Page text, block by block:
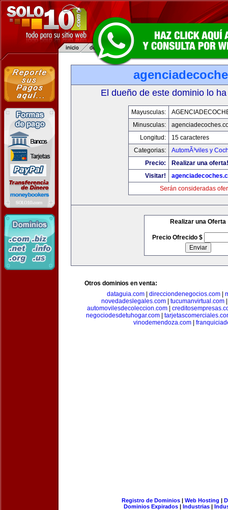
El dueño de este dominio lo
Mayusculas:
Minusculas:
Longitud:
15 caracteres
Categorias:
AutomÃ³viles y
Precio:
Realizar una oferta!
Visitar!
Serán consideradas
Realizar una Oferta
Precio Ofrecido $
Otros dominios en venta:
dataguia.com| direcciondenegocios.com|
novedadeslegales.com
tucumanvirtual.com
automovilesdecoleccion.com
negociodesdetuhogar.com
vinodemendoza.com|
Registro de Dominios| Web Hosting |
Dominios Expirados | Industrias |